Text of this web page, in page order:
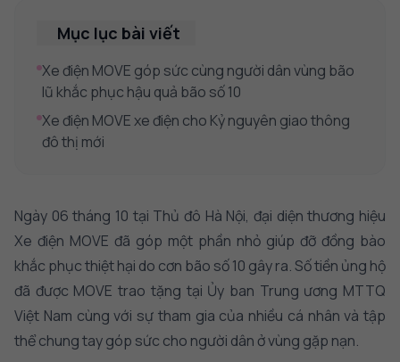
Mục lục bài viết
Xe điện MOVE góp sức cùng người dân vùng bão
lũ khắc phục hậu quả bão số 10
Xe điện MOVE xe điện cho Kỷ nguyên giao thông
đô thị mới
Ngày 06 tháng 10 tại Thủ đô Hà Nội, đại diện thương hiệu
Xe điện MOVE đã góp một phần nhỏ giúp đỡ đồng bào
khắc phục thiệt hại do cơn bão số 10 gây ra. Số tiền ủng hộ
đã được MOVE trao tặng tại Ủy ban Trung ương MTTQ
Việt Nam cùng với sự tham gia của nhiều cá nhân và tập
thể chung tay góp sức cho người dân ở vùng gặp nạn.